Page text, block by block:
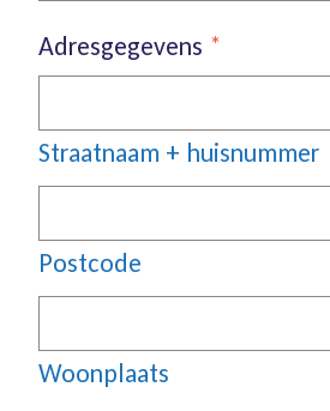
Adresgegevens *
Straatnaam + huisnummer
Postcode
Woonplaats